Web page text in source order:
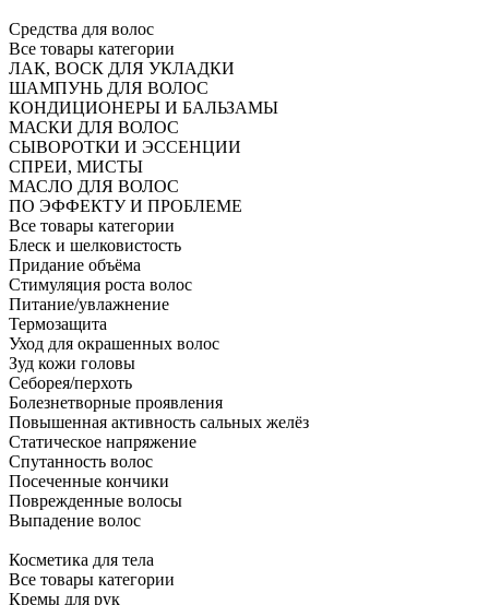
Средства для волос
Все товары категории
ЛАК, ВОСК ДЛЯ УКЛАДКИ
ШАМПУНЬ ДЛЯ ВОЛОС
КОНДИЦИОНЕРЫ И БАЛЬЗАМЫ
МАСКИ ДЛЯ ВОЛОС
СЫВОРОТКИ И ЭССЕНЦИИ
СПРЕИ, МИСТЫ
МАСЛО ДЛЯ ВОЛОС
ПО ЭФФЕКТУ И ПРОБЛЕМЕ
Все товары категории
Блеск и шелковистость
Придание объёма
Стимуляция роста волос
Питание/увлажнение
Термозащита
Уход для окрашенных волос
Зуд кожи головы
Себорея/перхоть
Болезнетворные проявления
Повышенная активность сальных желёз
Статическое напряжение
Спутанность волос
Посеченные кончики
Поврежденные волосы
Выпадение волос
Косметика для тела
Все товары категории
Кремы для рук